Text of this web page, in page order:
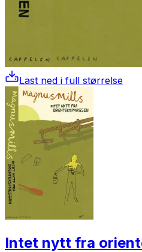
Last ned i full størrelse
Intet nytt fra